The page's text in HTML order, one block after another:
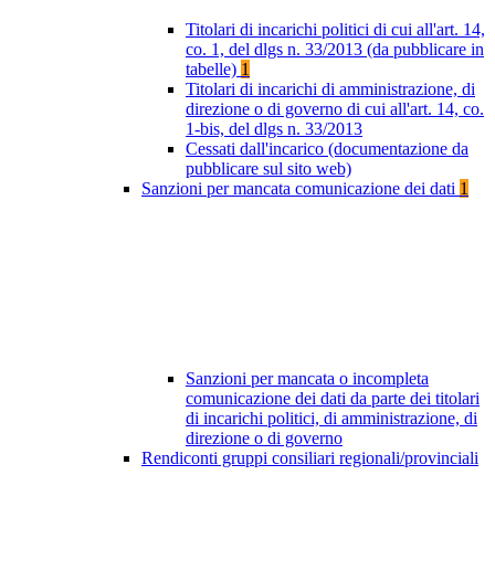
Titolari di incarichi politici di cui all'art. 14,
co. 1, del dlgs n. 33/2013 (da pubblicare in
tabelle) 1
Titolari di incarichi di amministrazione, di
direzione o di governo di cui all'art. 14, co.
1-bis, del dlgs n. 33/2013
Cessati dall'incarico (documentazione da
pubblicare sul sito web)
Sanzioni per mancata comunicazione dei dati 1
Sanzioni per mancata o incompleta
comunicazione dei dati da parte dei titolari
di incarichi politici, di amministrazione, di
direzione o di governo
Rendiconti gruppi consiliari regionali/provinciali